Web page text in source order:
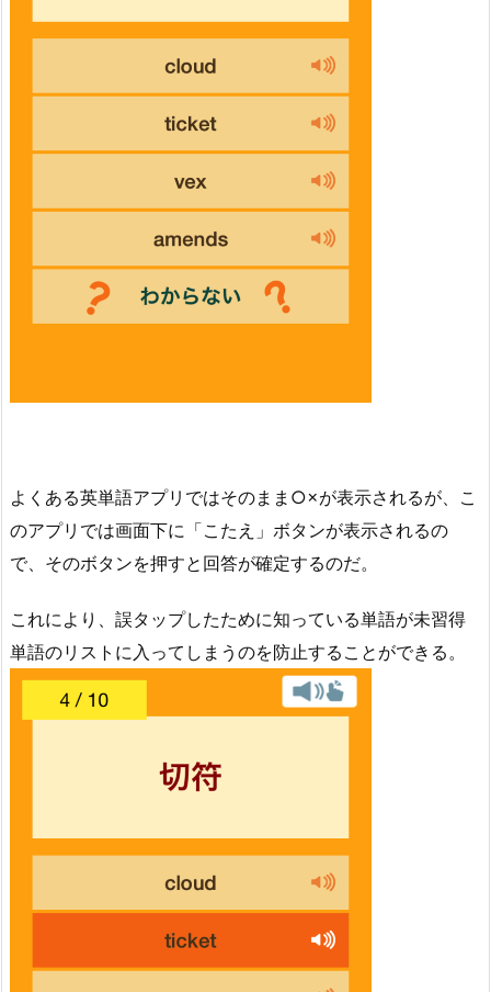
よくある英単語アプリではそのまま○×が表示されるが、こ
のアプリでは画面下に「こたえ」ボタンが表示されるの
で、そのボタンを押すと回答が確定するのだ。
これにより、誤タップしたために知っている単語が未習得
単語のリストに入ってしまうのを防止することができる。